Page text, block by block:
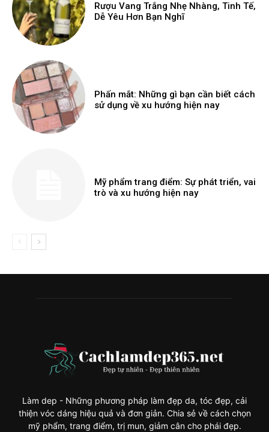
Rượu Vang Trắng Nhẹ Nhàng, Tinh Tế,
Dễ Yêu Hơn Bạn Nghĩ
Phấn mắt: Những gì bạn cần biết cách
sử dụng về xu hướng hiện nay
Mỹ phẩm trang điểm: Sự phát triển, vai
trò và xu hướng hiện nay
Làm dep - Những phương pháp làm đẹp da, tóc đẹp, cải
thiện vóc dáng hiệu quả và đơn giản. Chia sẻ về cách chọn
mỹ phẩm, trang điểm, trị mun, giảm cân cho phái đẹp.